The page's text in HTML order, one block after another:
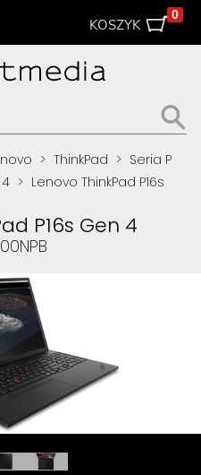
KOSZYK
0
> ThinkPad > Seria P
> Lenovo ThinkPad P16s
P16s Gen 4